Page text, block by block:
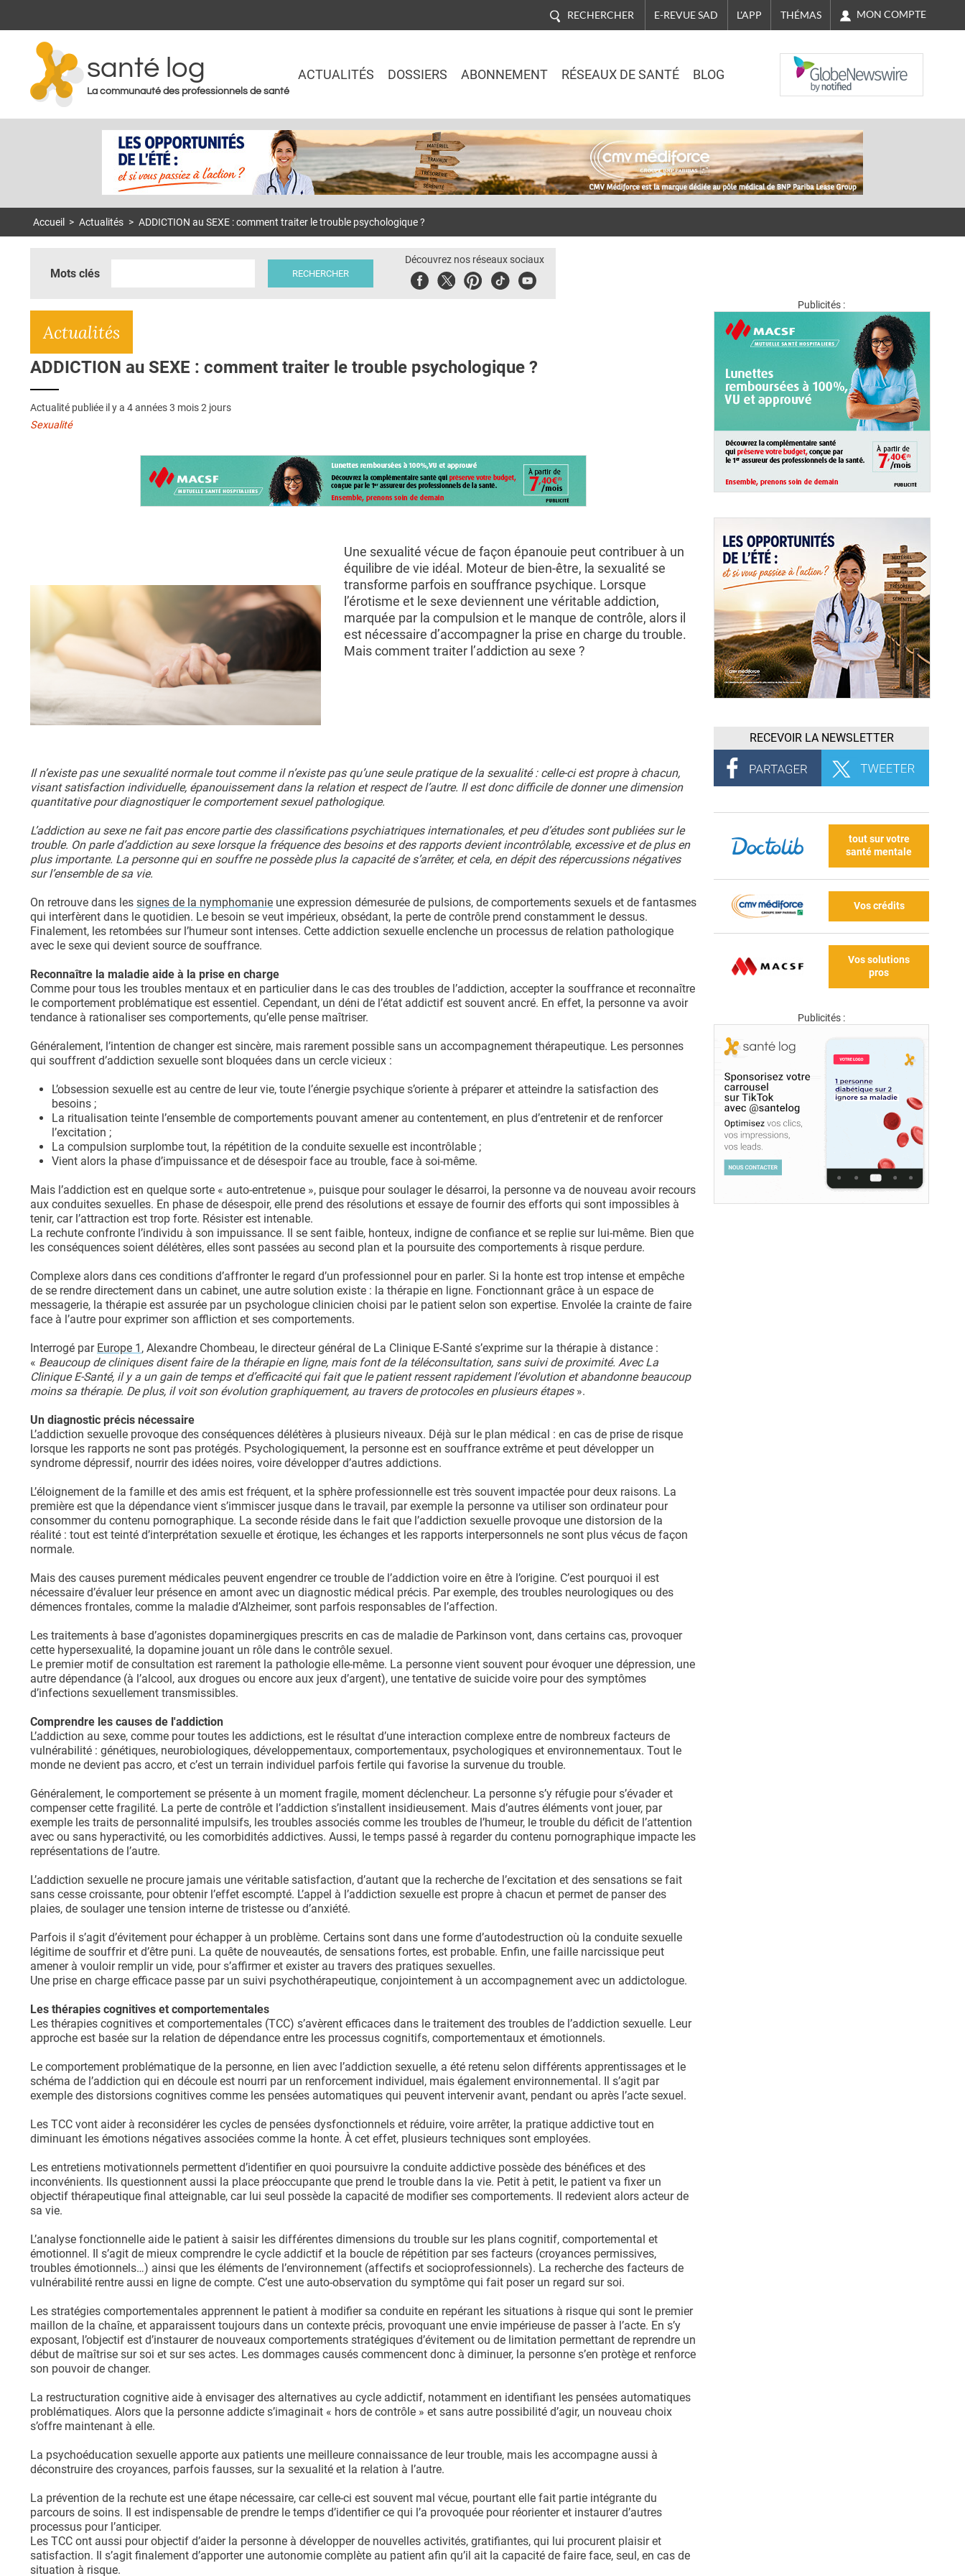
RECHERCHER E-REVUE SAD L'APP THÉMAS MON COMPTE
santé log
La communauté des professionnels de santé
ACTUALITÉS DOSSIERS ABONNEMENT RÉSEAUX DE SANTÉ BLOG
NASDAQ
Accueil > Actualités > ADDICTION au SEXE : comment traiter le trouble psychologique ?
Mots clés
Découvrez nos réseaux sociaux
FacebookTwitterPinterest
TiktokYoubute
Actualités
ADDICTION au SEXE : comment traiter le trouble psychologique ?
Actualité publiée il y a 4 années 3 mois 2 jours
Sexualité
Une sexualité vécue de façon épanouie peut contribuer à un
équilibre de vie idéal. Moteur de bien-être, la sexualité se
transforme parfois en souffrance psychique. Lorsque
l’érotisme et le sexe deviennent une véritable addiction,
marquée par la compulsion et le manque de contrôle, alors il
est nécessaire d’accompagner la prise en charge du trouble.
Mais comment traiter l’addiction au sexe ?
Il n’existe pas une sexualité normale tout comme il n’existe pas qu’une seule pratique de la sexualité : celle-ci est propre à chacun,
visant satisfaction individuelle, épanouissement dans la relation et respect de l’autre. Il est donc difficile de donner une dimension
quantitative pour diagnostiquer le comportement sexuel pathologique.
L’addiction au sexe ne fait pas encore partie des classifications psychiatriques internationales, et peu d’études sont publiées sur le
trouble. On parle d’addiction au sexe lorsque la fréquence des besoins et des rapports devient incontrôlable, excessive et de plus en
plus importante. La personne qui en souffre ne possède plus la capacité de s’arrêter, et cela, en dépit des répercussions négatives
sur l’ensemble de sa vie.
On retrouve dans les signes de la nymphomanie une expression démesurée de pulsions, de comportements sexuels et de fantasmes
qui interfèrent dans le quotidien. Le besoin se veut impérieux, obsédant, la perte de contrôle prend constamment le dessus.
Finalement, les retombées sur l’humeur sont intenses. Cette addiction sexuelle enclenche un processus de relation pathologique
avec le sexe qui devient source de souffrance.
Reconnaître la maladie aide à la prise en charge
Comme pour tous les troubles mentaux et en particulier dans le cas des troubles de l’addiction, accepter la souffrance et reconnaître
le comportement problématique est essentiel. Cependant, un déni de l’état addictif est souvent ancré. En effet, la personne va avoir
tendance à rationaliser ses comportements, qu’elle pense maîtriser.
Généralement, l’intention de changer est sincère, mais rarement possible sans un accompagnement thérapeutique. Les personnes
qui souffrent d’addiction sexuelle sont bloquées dans un cercle vicieux :
L’obsession sexuelle est au centre de leur vie, toute l’énergie psychique s’oriente à préparer et atteindre la satisfaction des
besoins ;
La ritualisation teinte l’ensemble de comportements pouvant amener au contentement, en plus d’entretenir et de renforcer
l’excitation ;
La compulsion surplombe tout, la répétition de la conduite sexuelle est incontrôlable ;
Vient alors la phase d’impuissance et de désespoir face au trouble, face à soi-même.
Mais l’addiction est en quelque sorte « auto-entretenue », puisque pour soulager le désarroi, la personne va de nouveau avoir recours
aux conduites sexuelles. En phase de désespoir, elle prend des résolutions et essaye de fournir des efforts qui sont impossibles à
tenir, car l’attraction est trop forte. Résister est intenable.
La rechute confronte l’individu à son impuissance. Il se sent faible, honteux, indigne de confiance et se replie sur lui-même. Bien que
les conséquences soient délétères, elles sont passées au second plan et la poursuite des comportements à risque perdure.
Complexe alors dans ces conditions d’affronter le regard d’un professionnel pour en parler. Si la honte est trop intense et empêche
de se rendre directement dans un cabinet, une autre solution existe : la thérapie en ligne. Fonctionnant grâce à un espace de
messagerie, la thérapie est assurée par un psychologue clinicien choisi par le patient selon son expertise. Envolée la crainte de faire
face à l’autre pour exprimer son affliction et ses comportements.
Interrogé par Europe 1 , Alexandre Chombeau, le directeur général de La Clinique E-Santé s’exprime sur la thérapie à distance :
« Beaucoup de cliniques disent faire de la thérapie en ligne, mais font de la téléconsultation, sans suivi de proximité. Avec La
Clinique E-Santé, il y a un gain de temps et d’efficacité qui fait que le patient ressent rapidement l’évolution et abandonne beaucoup
moins sa thérapie. De plus, il voit son évolution graphiquement, au travers de protocoles en plusieurs étapes».
Un diagnostic précis nécessaire
L’addiction sexuelle provoque des conséquences délétères à plusieurs niveaux. Déjà sur le plan médical : en cas de prise de risque
lorsque les rapports ne sont pas protégés. Psychologiquement, la personne est en souffrance extrême et peut développer un
syndrome dépressif, nourrir des idées noires, voire développer d’autres addictions.
L’éloignement de la famille et des amis est fréquent, et la sphère professionnelle est très souvent impactée pour deux raisons. La
première est que la dépendance vient s’immiscer jusque dans le travail, par exemple la personne va utiliser son ordinateur pour
consommer du contenu pornographique. La seconde réside dans le fait que l’addiction sexuelle provoque une distorsion de la
réalité : tout est teinté d’interprétation sexuelle et érotique, les échanges et les rapports interpersonnels ne sont plus vécus de façon
normale.
Mais des causes purement médicales peuvent engendrer ce trouble de l’addiction voire en être à l’origine. C’est pourquoi il est
nécessaire d’évaluer leur présence en amont avec un diagnostic médical précis. Par exemple, des troubles neurologiques ou des
démences frontales, comme la maladie d’Alzheimer, sont parfois responsables de l’affection.
Les traitements à base d’agonistes dopaminergiques prescrits en cas de maladie de Parkinson vont, dans certains cas, provoquer
cette hypersexualité, la dopamine jouant un rôle dans le contrôle sexuel.
Le premier motif de consultation est rarement la pathologie elle-même. La personne vient souvent pour évoquer une dépression, une
autre dépendance (à l’alcool, aux drogues ou encore aux jeux d’argent), une tentative de suicide voire pour des symptômes
d’infections sexuellement transmissibles.
Comprendre les causes de l'addiction
L’addiction au sexe, comme pour toutes les addictions, est le résultat d’une interaction complexe entre de nombreux facteurs de
vulnérabilité : génétiques, neurobiologiques, développementaux, comportementaux, psychologiques et environnementaux. Tout le
monde ne devient pas accro, et c’est un terrain individuel parfois fertile qui favorise la survenue du trouble.
Généralement, le comportement se présente à un moment fragile, moment déclencheur. La personne s’y réfugie pour s’évader et
compenser cette fragilité. La perte de contrôle et l’addiction s’installent insidieusement. Mais d’autres éléments vont jouer, par
exemple les traits de personnalité impulsifs, les troubles associés comme les troubles de l’humeur, le trouble du déficit de l’attention
avec ou sans hyperactivité, ou les comorbidités addictives. Aussi, le temps passé à regarder du contenu pornographique impacte les
représentations de l’autre.
L’addiction sexuelle ne procure jamais une véritable satisfaction, d’autant que la recherche de l’excitation et des sensations se fait
sans cesse croissante, pour obtenir l’effet escompté. L’appel à l’addiction sexuelle est propre à chacun et permet de panser des
plaies, de soulager une tension interne de tristesse ou d’anxiété.
Parfois il s’agit d’évitement pour échapper à un problème. Certains sont dans une forme d’autodestruction où la conduite sexuelle
légitime de souffrir et d’être puni. La quête de nouveautés, de sensations fortes, est probable. Enfin, une faille narcissique peut
amener à vouloir remplir un vide, pour s’affirmer et exister au travers des pratiques sexuelles.
Une prise en charge efficace passe par un suivi psychothérapeutique, conjointement à un accompagnement avec un addictologue.
Les thérapies cognitives et comportementales
Les thérapies cognitives et comportementales (TCC) s’avèrent efficaces dans le traitement des troubles de l’addiction sexuelle. Leur
approche est basée sur la relation de dépendance entre les processus cognitifs, comportementaux et émotionnels.
Le comportement problématique de la personne, en lien avec l’addiction sexuelle, a été retenu selon différents apprentissages et le
schéma de l’addiction qui en découle est nourri par un renforcement individuel, mais également environnemental. Il s’agit par
exemple des distorsions cognitives comme les pensées automatiques qui peuvent intervenir avant, pendant ou après l’acte sexuel.
Les TCC vont aider à reconsidérer les cycles de pensées dysfonctionnels et réduire, voire arrêter, la pratique addictive tout en
diminuant les émotions négatives associées comme la honte. À cet effet, plusieurs techniques sont employées.
Les entretiens motivationnels permettent d’identifier en quoi poursuivre la conduite addictive possède des bénéfices et des
inconvénients. Ils questionnent aussi la place préoccupante que prend le trouble dans la vie. Petit à petit, le patient va fixer un
objectif thérapeutique final atteignable, car lui seul possède la capacité de modifier ses comportements. Il redevient alors acteur de
sa vie.
L’analyse fonctionnelle aide le patient à saisir les différentes dimensions du trouble sur les plans cognitif, comportemental et
émotionnel. Il s’agit de mieux comprendre le cycle addictif et la boucle de répétition par ses facteurs (croyances permissives,
troubles émotionnels…) ainsi que les éléments de l’environnement (affectifs et socioprofessionnels). La recherche des facteurs de
vulnérabilité rentre aussi en ligne de compte. C’est une auto-observation du symptôme qui fait poser un regard sur soi.
Les stratégies comportementales apprennent le patient à modifier sa conduite en repérant les situations à risque qui sont le premier
maillon de la chaîne, et apparaissent toujours dans un contexte précis, provoquant une envie impérieuse de passer à l’acte. En s’y
exposant, l’objectif est d’instaurer de nouveaux comportements stratégiques d’évitement ou de limitation permettant de reprendre un
début de maîtrise sur soi et sur ses actes. Les dommages causés commencent donc à diminuer, la personne s’en protège et renforce
son pouvoir de changer.
La restructuration cognitive aide à envisager des alternatives au cycle addictif, notamment en identifiant les pensées automatiques
problématiques. Alors que la personne addicte s’imaginait « hors de contrôle » et sans autre possibilité d’agir, un nouveau choix
s’offre maintenant à elle.
La psychoéducation sexuelle apporte aux patients une meilleure connaissance de leur trouble, mais les accompagne aussi à
déconstruire des croyances, parfois fausses, sur la sexualité et la relation à l’autre.
La prévention de la rechute est une étape nécessaire, car celle-ci est souvent mal vécue, pourtant elle fait partie intégrante du
parcours de soins. Il est indispensable de prendre le temps d’identifier ce qui l’a provoquée pour réorienter et instaurer d’autres
processus pour l’anticiper.
Les TCC ont aussi pour objectif d’aider la personne à développer de nouvelles activités, gratifiantes, qui lui procurent plaisir et
satisfaction. Il s’agit finalement d’apporter une autonomie complète au patient afin qu’il ait la capacité de faire face, seul, en cas de
situation à risque.
Publicités :
RECEVOIR LA NEWSLETTER
tout sur votre
santé mentale
Vos crédits
Vos solutions
pros
Publicités :